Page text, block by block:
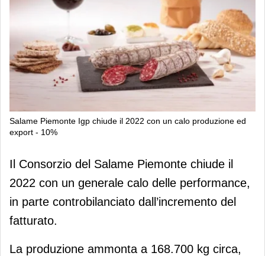
Salame Piemonte Igp chiude il 2022 con un calo produzione ed
export - 10%
Salame Piemonte Igp chiude il 2022
con un calo produzione ed export -
10%
Il Consorzio del Salame Piemonte chiude il
2022 con un generale calo delle performance,
in parte controbilanciato dall’incremento del
fatturato.
La produzione ammonta a 168.700 kg circa,